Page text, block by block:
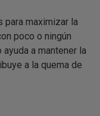
para maximizar la
poco o ningún
a mantener la
a la quema de